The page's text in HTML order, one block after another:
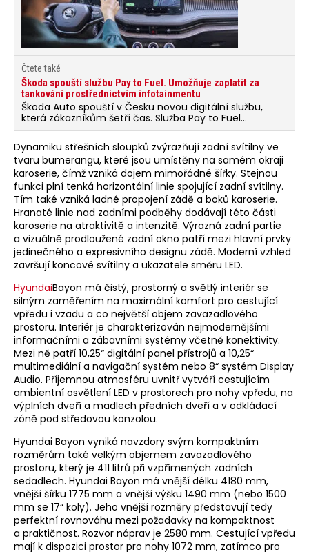
Čtete také
Škoda spouští službu Pay to Fuel. Umožňuje zaplatit za
tankování prostřednictvím infotainmentu
Škoda Auto spouští v Česku novou digitální službu,
která zákazníkům šetří čas. Služba Pay to Fuel
umožňuje řidičům platit za tankování paliva z pohodlí
svého vozu, aniž by od něj museli odejít.
Dynamiku střešních sloupků zvýrazňují zadní svítilny ve
tvaru bumerangu, které jsou umístěny na samém okraji
karoserie, čímž vzniká dojem mimořádné šířky. Stejnou
funkci plní tenká horizontální linie spojující zadní svítilny.
Tím také vzniká ladné propojení zádě a boků karoserie.
Hranaté linie nad zadními podběhy dodávají této části
karoserie na atraktivitě a intenzitě. Výrazná zadní partie
a vizuálně prodloužené zadní okno patří mezi hlavní prvky
jedinečného a expresivního designu zádě. Moderní vzhled
završují koncové svítilny a ukazatele směru LED.
HyundaiBayon má čistý, prostorný a světlý interiér se
silným zaměřením na maximální komfort pro cestující
vpředu i vzadu a co největší objem zavazadlového
prostoru. Interiér je charakterizován nejmodernějšími
informačními a zábavními systémy včetně konektivity.
Mezi ně patří 10,25“ digitální panel přístrojů a 10,25“
multimediální a navigační systém nebo 8“ systém Display
Audio. Příjemnou atmosféru uvnitř vytváří cestujícím
ambientní osvětlení LED v prostorech pro nohy vpředu, na
výplních dveří a madlech předních dveří a v odkládací
zóně pod středovou konzolou.
Hyundai Bayon vyniká navzdory svým kompaktním
rozměrům také velkým objemem zavazadlového
prostoru, který je 411 litrů při vzpřímených zadních
sedadlech. Hyundai Bayon má vnější délku 4180 mm,
vnější šířku 1775 mm a vnější výšku 1490 mm (nebo 1500
mm se 17“ koly). Jeho vnější rozměry představují tedy
perfektní rovnováhu mezi požadavky na kompaktnost
a praktičnost. Rozvor náprav je 2580 mm. Cestující vpředu
mají k dispozici prostor pro nohy 1072 mm, zatímco pro